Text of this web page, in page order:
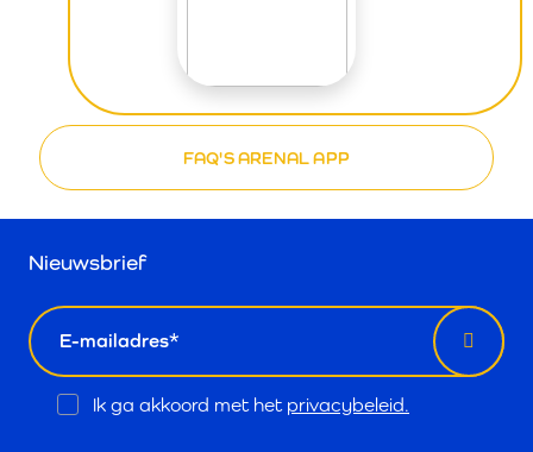
FAQ'S ARENAL APP
Nieuwsbrief
email
Opt
Ik ga akkoord met het privacybeleid.